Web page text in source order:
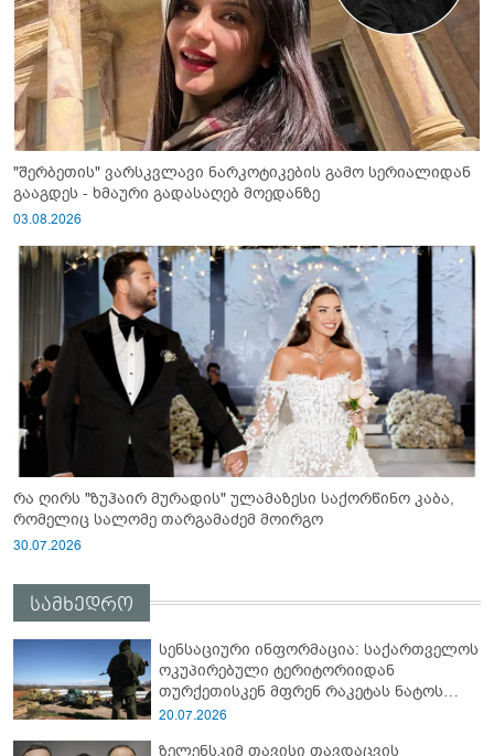
"შერბეთის" ვარსკვლავი ნარკოტიკების გამო სერიალიდან
გააგდეს - ხმაური გადასაღებ მოედანზე
03.08.2026
რა ღირს "ზუჰაირ მურადის" ულამაზესი საქორწინო კაბა,
რომელიც სალომე თარგამაძემ მოირგო
30.07.2026
სამხედრო
სენსაციური ინფორმაცია: საქართველოს
ოკუპირებული ტერიტორიიდან
თურქეთისკენ მფრენ რაკეტას ნატოს
სამიტი კინაღამ ჩაუშლია
20.07.2026
ზელენსკიმ თავისი თავდაცვის